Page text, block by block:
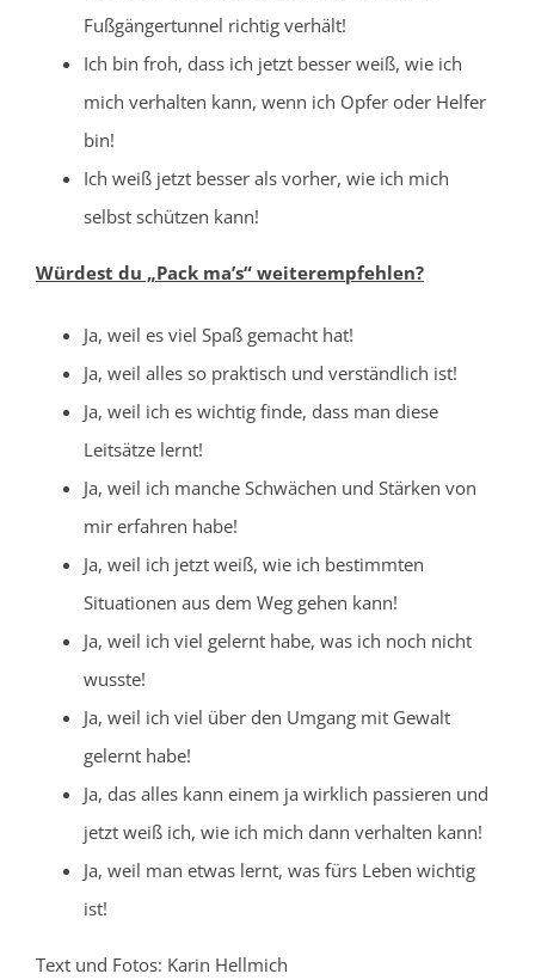
Fußgängertunnel richtig verhält!
Ich bin froh, dass ich jetzt besser weiß, wie ich
mich verhalten kann, wenn ich Opfer oder Helfer
bin!
Ich weiß jetzt besser als vorher, wie ich mich
selbst schützen kann!
Würdest du „Pack ma’s“ weiterempfehlen?
Ja, weil es viel Spaß gemacht hat!
Ja, weil alles so praktisch und verständlich ist!
Ja, weil ich es wichtig finde, dass man diese
Leitsätze lernt!
Ja, weil ich manche Schwächen und Stärken von
mir erfahren habe!
Ja, weil ich jetzt weiß, wie ich bestimmten
Situationen aus dem Weg gehen kann!
Ja, weil ich viel gelernt habe, was ich noch nicht
wusste!
Ja, weil ich viel über den Umgang mit Gewalt
gelernt habe!
Ja, das alles kann einem ja wirklich passieren und
jetzt weiß ich, wie ich mich dann verhalten kann!
Ja, weil man etwas lernt, was fürs Leben wichtig
ist!
Text und Fotos: Karin Hellmich